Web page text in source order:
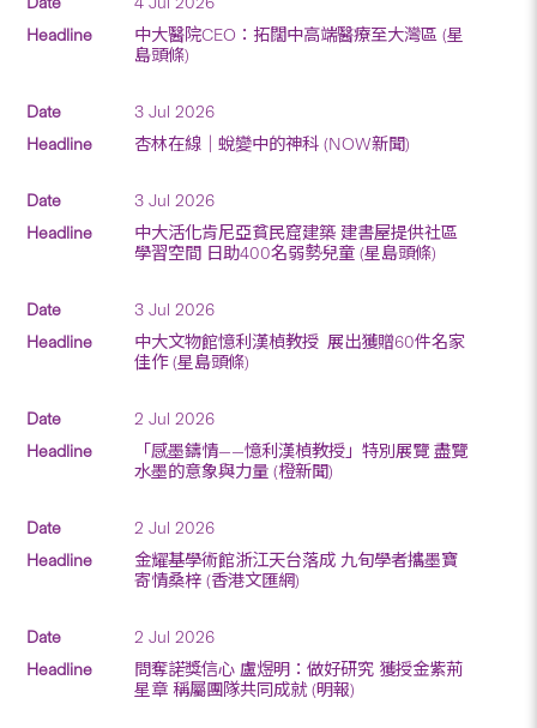
中大醫院CEO：拓闊中高端醫療至大灣區 (星
島頭條)
3 Jul 2026
杏林在線｜蛻變中的神科 (NOW新聞)
3 Jul 2026
中大活化肯尼亞貧民窟建築 建書屋提供社區
學習空間 日助400名弱勢兒童 (星島頭條)
3 Jul 2026
中大文物館憶利漢楨教授 展出獲贈60件名家
佳作 (星島頭條)
2 Jul 2026
「感墨鑄情——憶利漢楨教授」特別展覽 盡覽
水墨的意象與力量 (橙新聞)
2 Jul 2026
金耀基學術館浙江天台落成 九旬學者攜墨寶
寄情桑梓 (香港文匯網)
2 Jul 2026
問奪諾獎信心 盧煜明：做好研究 獲授金紫荊
星章 稱屬團隊共同成就 (明報)